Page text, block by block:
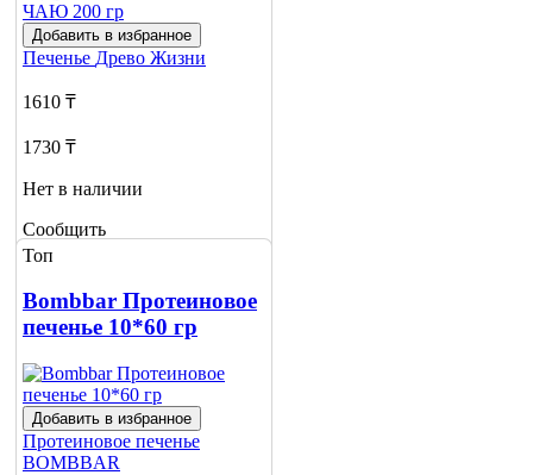
Добавить в избранное
Печенье Древо Жизни
1610 ₸
1730 ₸
Нет в наличии
Сообщить
о наличии
Топ
Bombbar Протеиновое
печенье 10*60 гр
Добавить в избранное
Протеиновое печенье
BOMBBAR